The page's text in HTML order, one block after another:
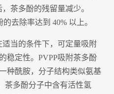
茶多酚的残留量减少。
去除率达到 40% 以上。
适当的条件下，可定量吸附
稳定性。PVPP吸附茶多酚
种酰胺，分子结构类似氨基
茶多酚分子中含有活性氢